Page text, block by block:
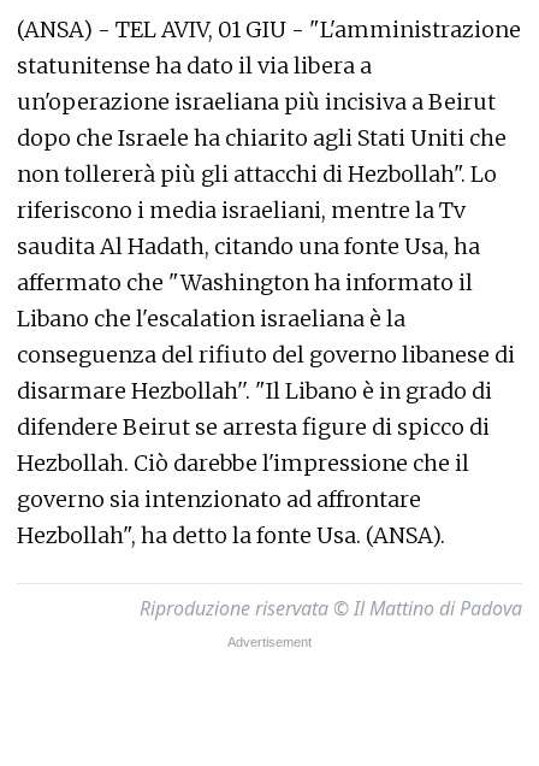
(ANSA) - TEL AVIV, 01 GIU - "L'amministrazione
statunitense ha dato il via libera a
un'operazione israeliana più incisiva a Beirut
dopo che Israele ha chiarito agli Stati Uniti che
non tollererà più gli attacchi di Hezbollah". Lo
riferiscono i media israeliani, mentre la Tv
saudita Al Hadath, citando una fonte Usa, ha
affermato che "Washington ha informato il
Libano che l'escalation israeliana è la
conseguenza del rifiuto del governo libanese di
disarmare Hezbollah''. "Il Libano è in grado di
difendere Beirut se arresta figure di spicco di
Hezbollah. Ciò darebbe l'impressione che il
governo sia intenzionato ad affrontare
Hezbollah", ha detto la fonte Usa. (ANSA).
Riproduzione riservata © Il Mattino di Padova